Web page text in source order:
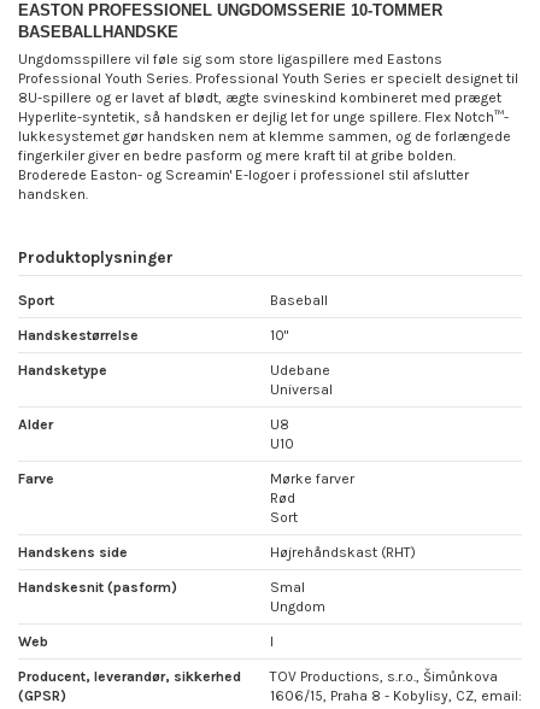
EASTON PROFESSIONEL UNGDOMSSERIE 10-TOMMER
BASEBALLHANDSKE
Ungdomsspillere vil føle sig som store ligaspillere med Eastons
Professional Youth Series. Professional Youth Series er specielt designet til
8U-spillere og er lavet af blødt, ægte svineskind kombineret med præget
Hyperlite-syntetik, så handsken er dejlig let for unge spillere. Flex Notch™-
lukkesystemet gør handsken nem at klemme sammen, og de forlængede
fingerkiler giver en bedre pasform og mere kraft til at gribe bolden.
Broderede Easton- og Screamin' E-logoer i professionel stil afslutter
handsken.
Produktoplysninger
Sport Baseball
Handskestørrelse 10"
Handsketype
Udebane
Universal
Alder
U8
U10
Farve
Mørke farver
Rød
Sort
Handskens side Højrehåndskast (RHT)
Handskesnit (pasform)
Smal
Ungdom
Web I
Producent, leverandør, sikkerhed
(GPSR)
TOV Productions, s.r.o., Šimůnkova
1606/15, Praha 8 - Kobylisy, CZ, email: